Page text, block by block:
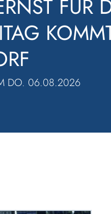
RUNDE
MO. 03.08.2026